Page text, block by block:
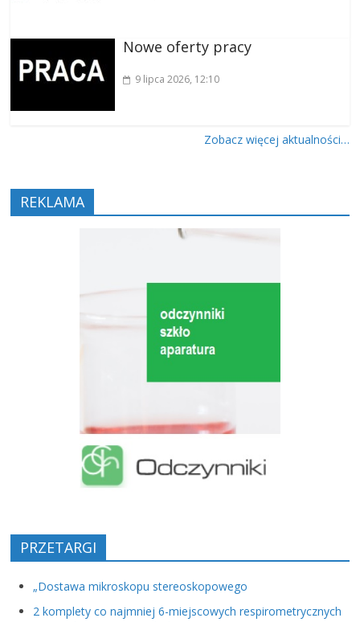
Nowe oferty pracy
9 lipca 2026, 12:10
Zobacz więcej aktualności…
REKLAMA
PRZETARGI
„Dostawa mikroskopu stereoskopowego
2 komplety co najmniej 6-miejscowych respirometrycznych